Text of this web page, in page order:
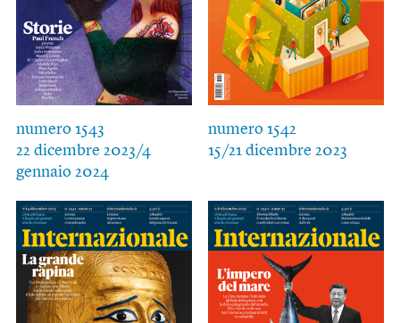
numero 1543
22 dicembre 2023/4
gennaio 2024
numero 1542
15/21 dicembre 2023